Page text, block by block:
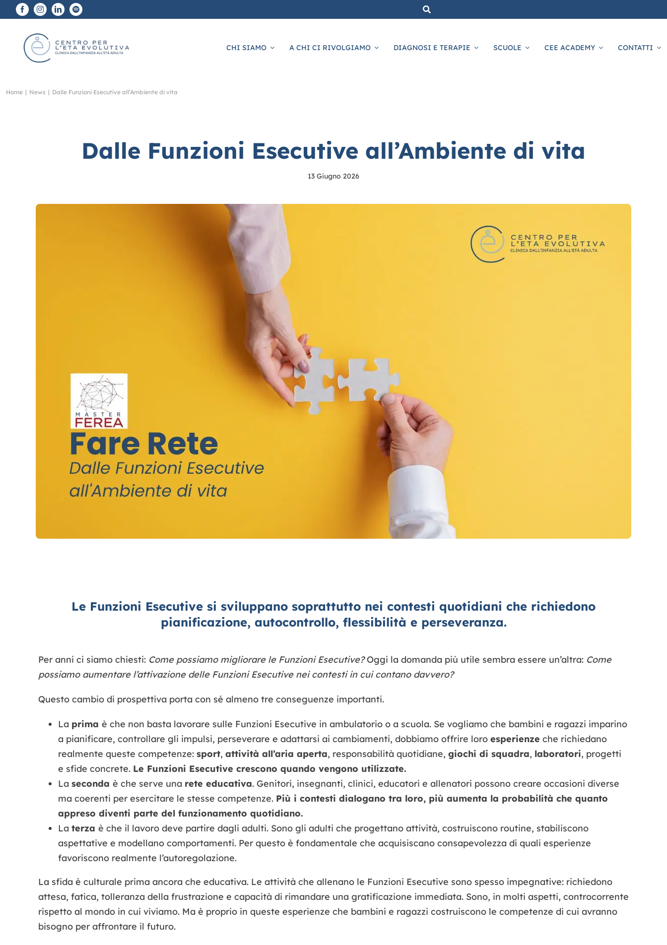
Salta
al
contenuto
CHI SIAMO A CHI CI RIVOLGIAMO DIAGNOSI E TERAPIE SCUOLE CEE ACADEMY CONTATTI
Home | News | Dalle Funzioni Esecutive all’Ambiente di vita
Dalle Funzioni Esecutive all’Ambiente di vita
13 Giugno 2026
Le Funzioni Esecutive si sviluppano soprattutto nei contesti quotidiani che richiedono
pianificazione, autocontrollo, flessibilità e perseveranza.
Per anni ci siamo chiesti: Come possiamo migliorare le Funzioni Esecutive?Oggi la domanda più utile sembra essere un’altra: Come
possiamo aumentare l’attivazione delle Funzioni Esecutive nei contesti in cui contano davvero?
Questo cambio di prospettiva porta con sé almeno tre conseguenze importanti.
La prima è che non basta lavorare sulle Funzioni Esecutive in ambulatorio o a scuola. Se vogliamo che bambini e ragazzi imparino
a pianificare, controllare gli impulsi, perseverare e adattarsi ai cambiamenti, dobbiamo offrire loro esperienze che richiedano
realmente queste competenze: sport, attività all’aria aperta, responsabilità quotidiane, giochi di squadra, laboratori, progetti
e sfide concrete. Le Funzioni Esecutive crescono quando vengono utilizzate.
La seconda è che serve una rete educativa. Genitori, insegnanti, clinici, educatori e allenatori possono creare occasioni diverse
ma coerenti per esercitare le stesse competenze. Più i contesti dialogano tra loro, più aumenta la probabilità che quanto
appreso diventi parte del funzionamento quotidiano.
La terza è che il lavoro deve partire dagli adulti. Sono gli adulti che progettano attività, costruiscono routine, stabiliscono
aspettative e modellano comportamenti. Per questo è fondamentale che acquisiscano consapevolezza di quali esperienze
favoriscono realmente l’autoregolazione.
La sfida è culturale prima ancora che educativa. Le attività che allenano le Funzioni Esecutive sono spesso impegnative: richiedono
attesa, fatica, tolleranza della frustrazione e capacità di rimandare una gratificazione immediata. Sono, in molti aspetti, controcorrente
rispetto al mondo in cui viviamo. Ma è proprio in queste esperienze che bambini e ragazzi costruiscono le competenze di cui avranno
bisogno per affrontare il futuro.